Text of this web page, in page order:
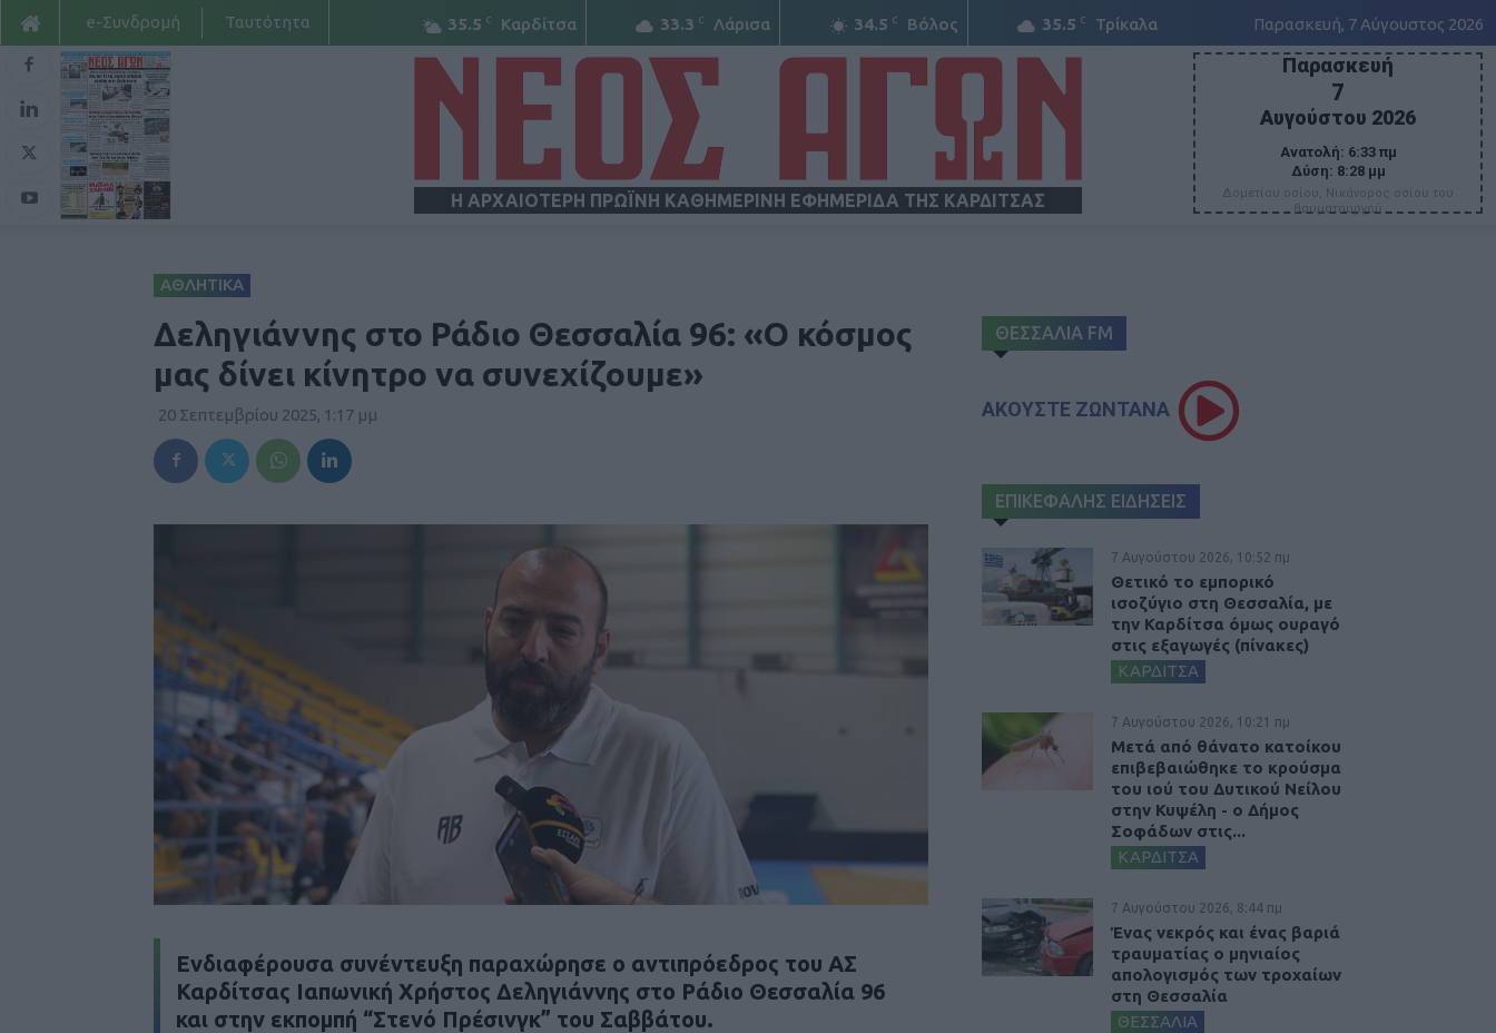
35.5 C Καρδίτσα 33.3 C Λάρισα 34.5 C Βόλος 35.5 C Τρίκαλα Παρασκευή, 7 Αύγουστος 2026
e-Συνδρομή Ταυτότητα
Η ΑΡΧΑΙΟΤΕΡΗ ΠΡΩΪΝΗ ΚΑΘΗΜΕΡΙΝΗ ΕΦΗΜΕΡΙΔΑ ΤΗΣ ΚΑΡΔΙΤΣΑΣ
Παρασκευή
7
Αυγούστου 2026
Ανατολή: 6:33 πμ
Δύση: 8:28 μμ
Δομετίου οσίου, Νικάνορος οσίου του
θαυματουργού
ΑΘΛΗΤΙΚΑ
Δεληγιάννης στο Ράδιο Θεσσαλία 96: «Ο κόσμος
μας δίνει κίνητρο να συνεχίζουμε»
20 Σεπτεμβρίου 2025, 1:17 μμ
Ενδιαφέρουσα συνέντευξη παραχώρησε ο αντιπρόεδρος του ΑΣ
Καρδίτσας Ιαπωνική Χρήστος Δεληγιάννης στο Ράδιο Θεσσαλία 96
και στην εκπομπή “Στενό Πρέσινγκ” του Σαββάτου.
ΘΕΣΣΑΛΙΑ FM
ΑΚΟΥΣΤΕ ΖΩΝΤΑΝΑ
ΕΠΙΚΕΦΑΛΗΣ ΕΙΔΗΣΕΙΣ
7 Αυγούστου 2026, 10:52 πμ
Θετικό το εμπορικό
ισοζύγιο στη Θεσσαλία, με
την Καρδίτσα όμως ουραγό
στις εξαγωγές (πίνακες)
ΚΑΡΔΙΤΣΑ
7 Αυγούστου 2026, 10:21 πμ
Μετά από θάνατο κατοίκου
επιβεβαιώθηκε το κρούσμα
του ιού του Δυτικού Νείλου
στην Κυψέλη - ο Δήμος
Σοφάδων στις...
ΚΑΡΔΙΤΣΑ
7 Αυγούστου 2026, 8:44 πμ
Ένας νεκρός και ένας βαριά
τραυματίας ο μηνιαίος
απολογισμός των τροχαίων
στη Θεσσαλία
ΘΕΣΣΑΛΙΑ